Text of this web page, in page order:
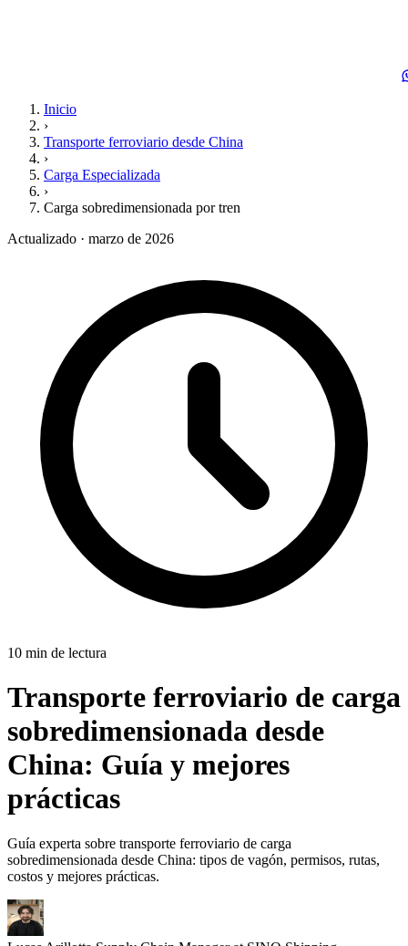
Inicio
›
Transporte ferroviario desde China
›
Carga Especializada
›
Carga sobredimensionada por tren
Actualizado · marzo de 2026
10 min de lectura
Transporte ferroviario de carga
sobredimensionada desde
China: Guía y mejores
prácticas
Guía experta sobre transporte ferroviario de carga
sobredimensionada desde China: tipos de vagón, permisos, rutas,
costos y mejores prácticas.